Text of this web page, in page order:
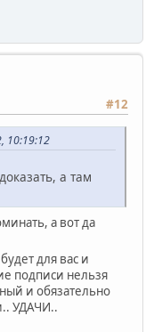
#12
10:19:12
а там
а вот да
для вас и
подписи нельзя
и обязательно
УДАЧИ..